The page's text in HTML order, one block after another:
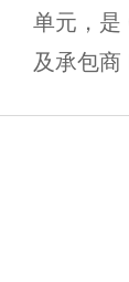
单元，是
及承包